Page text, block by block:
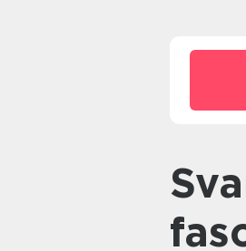
Svart palettblad – En